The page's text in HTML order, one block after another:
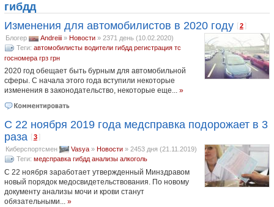
гибдд
Изменения для автомобилистов в 2020 году [2
Блогер Andreiii» Новости» 2371 день (10.02.2020)
Теги: автомобилисты водители гибдд регистрация тс
госномера грз грн
2020 год обещает быть бурным для автомобильной
сферы. С начала этого года вступили некоторые
изменения в законодательство, некоторые еще... »
С 22 ноября 2019 года медсправка подорожает в 3
раза [3
Киберспортсмен Vasya» Новости» 2453 дня (21.11.2019)
Теги: медсправка гибдд анализы алкоголь
С 22 ноября заработает утвержденный Минздравом
новый порядок медосвидетельствования. По новому
документу анализы мочи и крови станут
обязательными... »